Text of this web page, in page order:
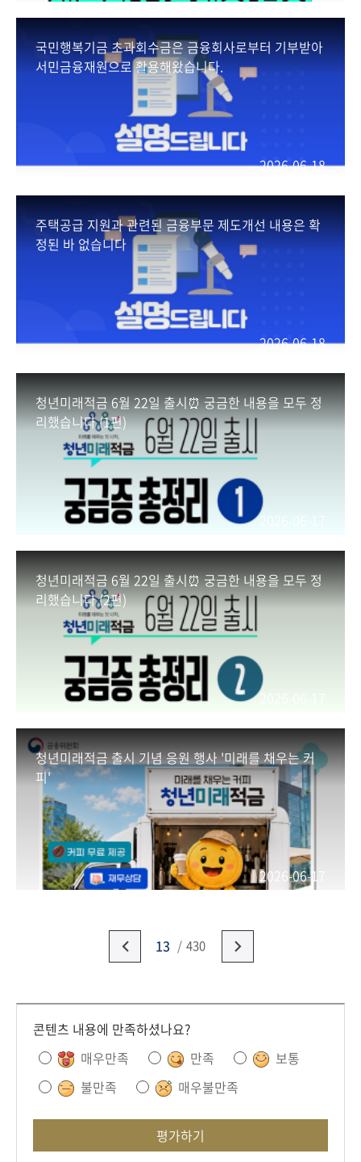
국민행복기금 초과회수금은 금융회사로부터 기부받아
서민금융재원으로 활용해왔습니다.
2026-06-18
주택공급 지원과 관련된 금융부문 제도개선 내용은 확
정된 바 없습니다
2026-06-18
청년미래적금 6월 22일 출시⏰ 궁금한 내용을 모두 정
리했습니다 (1편)
2026-06-17
청년미래적금 6월 22일 출시⏰ 궁금한 내용을 모두 정
리했습니다 (2편)
2026-06-17
청년미래적금 출시 기념 응원 행사 '미래를 채우는 커
피'
2026-06-17
13 430
콘텐츠 내용에 만족하셨나요?
매우만족
만족
보통
불만족
매우불만족
평가하기